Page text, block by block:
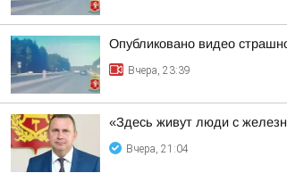
Опубликовано видео
Вчера, 23:39
«Здесь живут люди с
Вчера, 21:04